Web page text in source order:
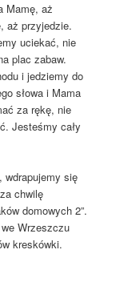
Mamę, aż
aż przyjedzie.
uciekać, nie
plac zabaw.
i jedziemy do
słowa i Mama
za rękę, nie
Jesteśmy cały
wdrapujemy się
chwilę
domowych 2”.
Wrzeszczu
kreskówki.